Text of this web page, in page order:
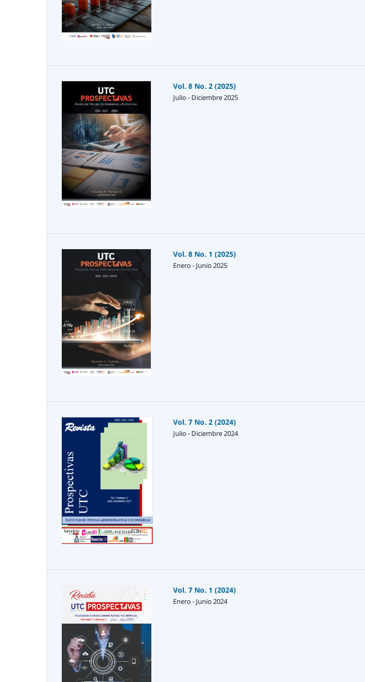
Vol. 8 No. 2 (2025)
Julio - Diciembre 2025
Vol. 8 No. 1 (2025)
Enero - Junio 2025
Vol. 7 No. 2 (2024)
Julio - Diciembre 2024
Vol. 7 No. 1 (2024)
Enero - Junio 2024